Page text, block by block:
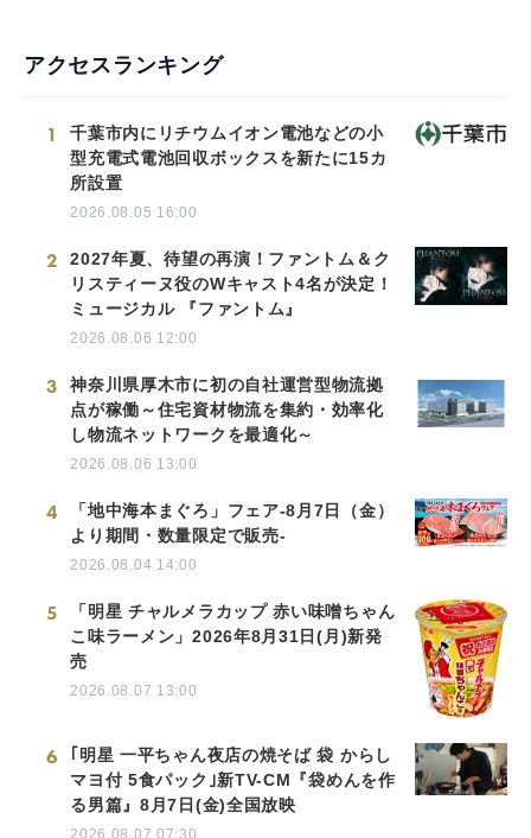
アクセスランキング
1
千葉市内にリチウムイオン電池などの小
型充電式電池回収ボックスを新たに15カ
所設置
2026.08.05 16:00
2
2027年夏、待望の再演！ファントム＆ク
リスティーヌ役のWキャスト4名が決定！
ミュージカル 『ファントム』
2026.08.06 12:00
3
神奈川県厚木市に初の自社運営型物流拠
点が稼働～住宅資材物流を集約・効率化
し物流ネットワークを最適化～
2026.08.06 13:00
4
「地中海本まぐろ」フェア-8月7日（金）
より期間・数量限定で販売-
2026.08.04 14:00
5
「明星 チャルメラカップ 赤い味噌ちゃん
こ味ラーメン」2026年8月31日(月)新発
売
2026.08.07 13:00
6
｢明星 一平ちゃん夜店の焼そば 袋 からし
マヨ付 5食パック｣新TV-CM『袋めんを作
る男篇』8月7日(金)全国放映
2026.08.07 07:30